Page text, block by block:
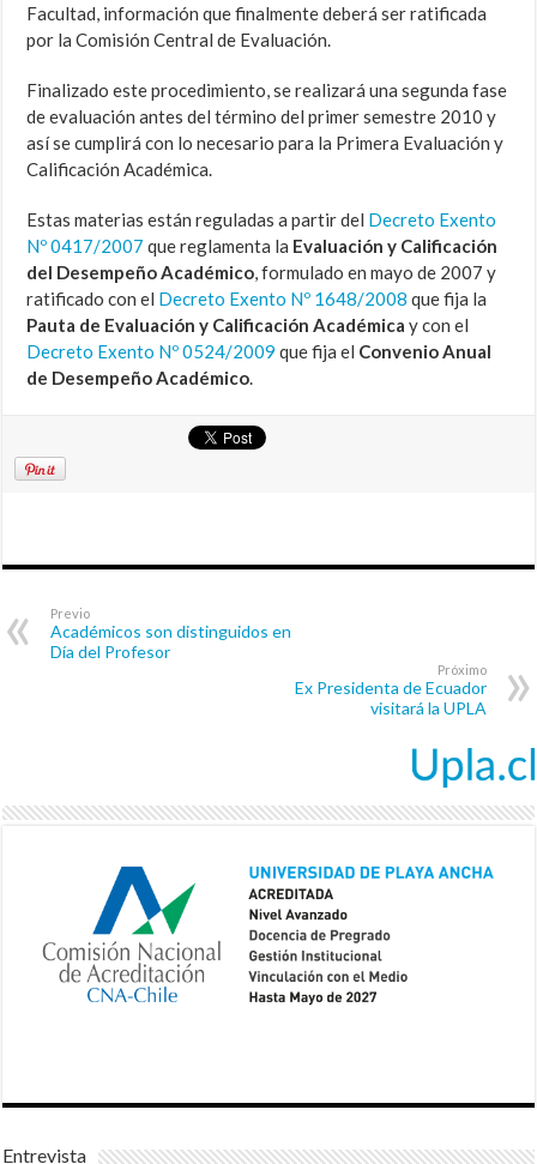
Facultad, información que finalmente deberá ser ratificada
por la Comisión Central de Evaluación.
Finalizado este procedimiento, se realizará una segunda fase
de evaluación antes del término del primer semestre 2010 y
así se cumplirá con lo necesario para la Primera Evaluación y
Calificación Académica.
Estas materias están reguladas a partir del Decreto Exento
Nº 0417/2007que reglamenta la Evaluación y Calificación
del Desempeño Académico, formulado en mayo de 2007 y
ratificado con el Decreto Exento Nº 1648/2008 que fija la
Pauta de Evaluación y Calificación Académica y con el
Decreto Exento Nº 0524/2009 que fija el Convenio Anual
de Desempeño Académico.
Previo
Académicos son distinguidos en
Día del Profesor
Próximo
Ex Presidenta de Ecuador
visitará la UPLA
Entrevista